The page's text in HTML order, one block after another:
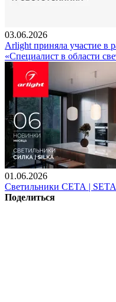
03.06.2026
Arlight приняла участие в
«Специалист в области
01.06.2026
Светильники СЕТА | SETA
Поделиться